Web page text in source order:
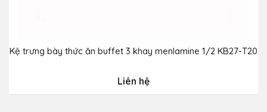
Kệ trưng bày thức ăn buffet 3 khay menlamine 1/2 KB27-T20
Liên hệ